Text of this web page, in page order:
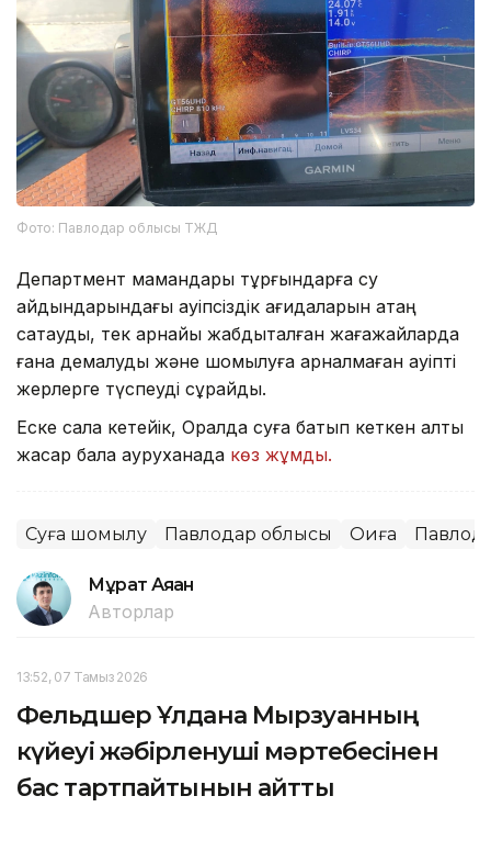
Фото: Павлодар облысы ТЖД
Департмент мамандары тұрғындарға су
айдындарындағы қауіпсіздік қағидаларын қатаң
сақтауды, тек арнайы жабдықталған жағажайларда
ғана демалуды және шомылуға арналмаған қауіпті
жерлерге түспеуді сұрайды.
Еске сала кетейік, Оралда суға батып кеткен алты
жасар бала ауруханада көз жұмды.
Суға шомылу Павлодар облысы Оқиға
Мұрат Аяған
Авторлар
13:52, 07 Тамыз 2026
Фельдшер Ұлдана Мырзуанның
күйеуі жәбірленуші мәртебесінен
бас тартпайтынын айтты